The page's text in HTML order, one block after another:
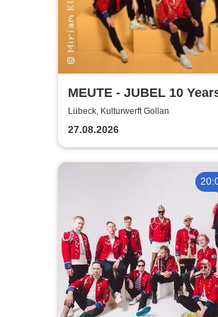
MEUTE - JUBEL 10
Lübeck, Kulturwerft Gollan
27.08.2026